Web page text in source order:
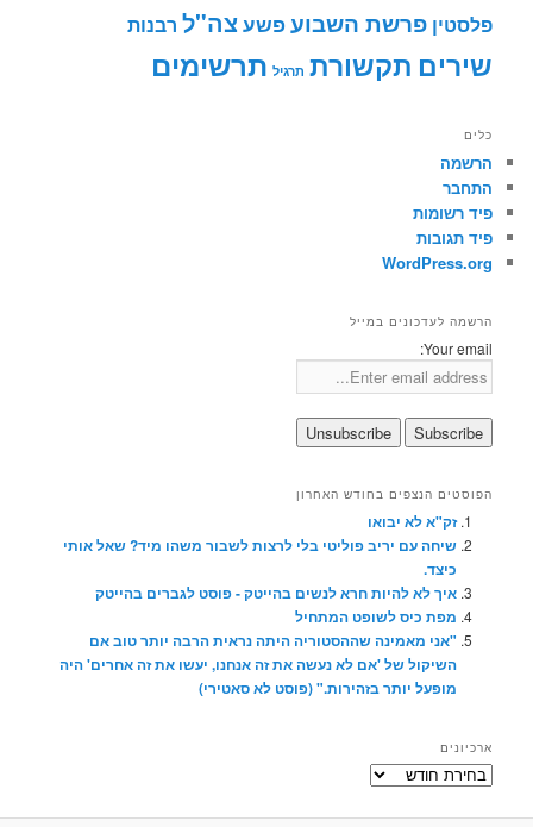
פלסטין פרשת השבועפשעצה"ל רבנות
שירים תקשורת תרגיל תרשימים
כלים
הרשמה
התחבר
פיד רשומות
פיד תגובות
WordPress.org
הרשמה לעדכונים במייל
Your email:
הפוסטים הנצפים בחודש האחרון
זק"א לא יבואו
שיחה עם יריב פוליטי בלי לרצות לשבור משהו מיד? שאל אותי
כיצד.
איך לא להיות חרא לנשים בהייטק - פוסט לגברים בהייטק
מפת כיס לשופט המתחיל
"אני מאמינה שההסטוריה היתה נראית הרבה יותר טוב אם
השיקול של 'אם לא נעשה את זה אנחנו, יעשו את זה אחרים' היה
מופעל יותר בזהירות." (פוסט לא סאטירי)
ארכיונים
ארכיונים